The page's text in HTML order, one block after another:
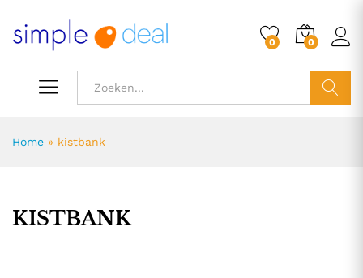
0 0
Home » kistbank
KISTBANK